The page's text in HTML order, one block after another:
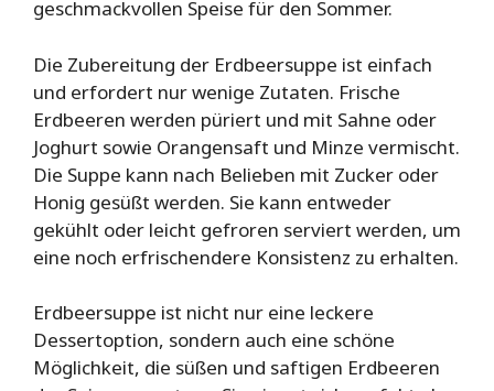
geschmackvollen Speise für den Sommer.
Die Zubereitung der Erdbeersuppe ist einfach
und erfordert nur wenige Zutaten. Frische
Erdbeeren werden püriert und mit Sahne oder
Joghurt sowie Orangensaft und Minze vermischt.
Die Suppe kann nach Belieben mit Zucker oder
Honig gesüßt werden. Sie kann entweder
gekühlt oder leicht gefroren serviert werden, um
eine noch erfrischendere Konsistenz zu erhalten.
Erdbeersuppe ist nicht nur eine leckere
Dessertoption, sondern auch eine schöne
Möglichkeit, die süßen und saftigen Erdbeeren